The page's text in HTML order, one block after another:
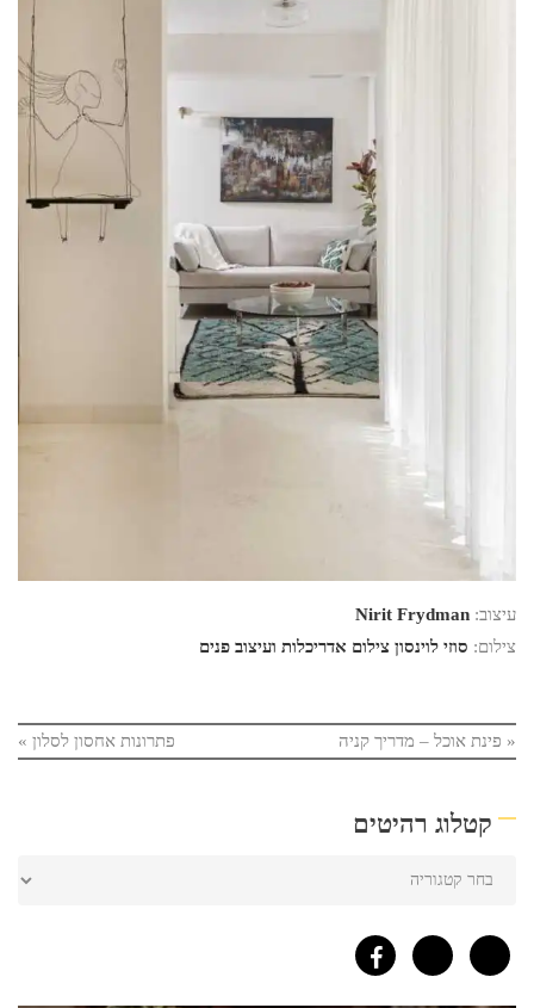
עיצוב: Nirit Frydman
צילום: סוזי לוינסון צילום אדריכלות ועיצוב פנים
« פינת אוכל – מדריך קניה פתרונות אחסון לסלון »
קטלוג רהיטים